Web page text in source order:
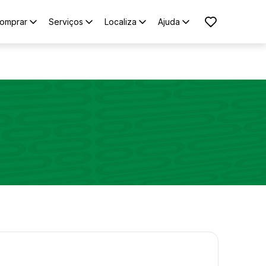
Serviços Localiza Ajuda